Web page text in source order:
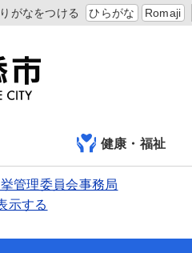
がなをつける ひらがな Romaji
健康・福祉
管理委員会事務局
示する